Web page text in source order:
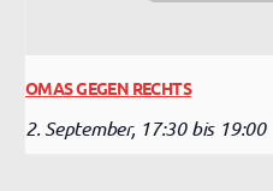
OMAS GEGEN RECHTS
2. September, 17:30 bis 19:00